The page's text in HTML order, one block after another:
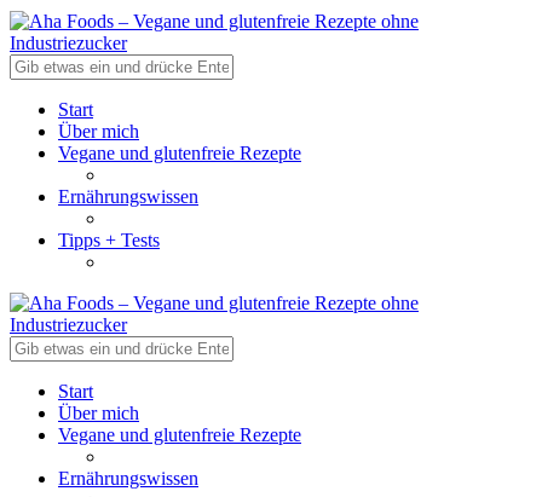
Start
Über mich
Vegane und glutenfreie Rezepte
Ernährungswissen
Tipps + Tests
Start
Über mich
Vegane und glutenfreie Rezepte
Ernährungswissen